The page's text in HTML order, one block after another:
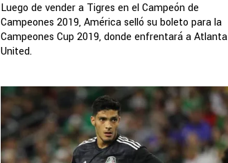
Luego de vender a Tigres en el Campeón de
Campeones 2019, América selló su boleto para la
Campeones Cup 2019, donde enfrentará a Atlanta
United.